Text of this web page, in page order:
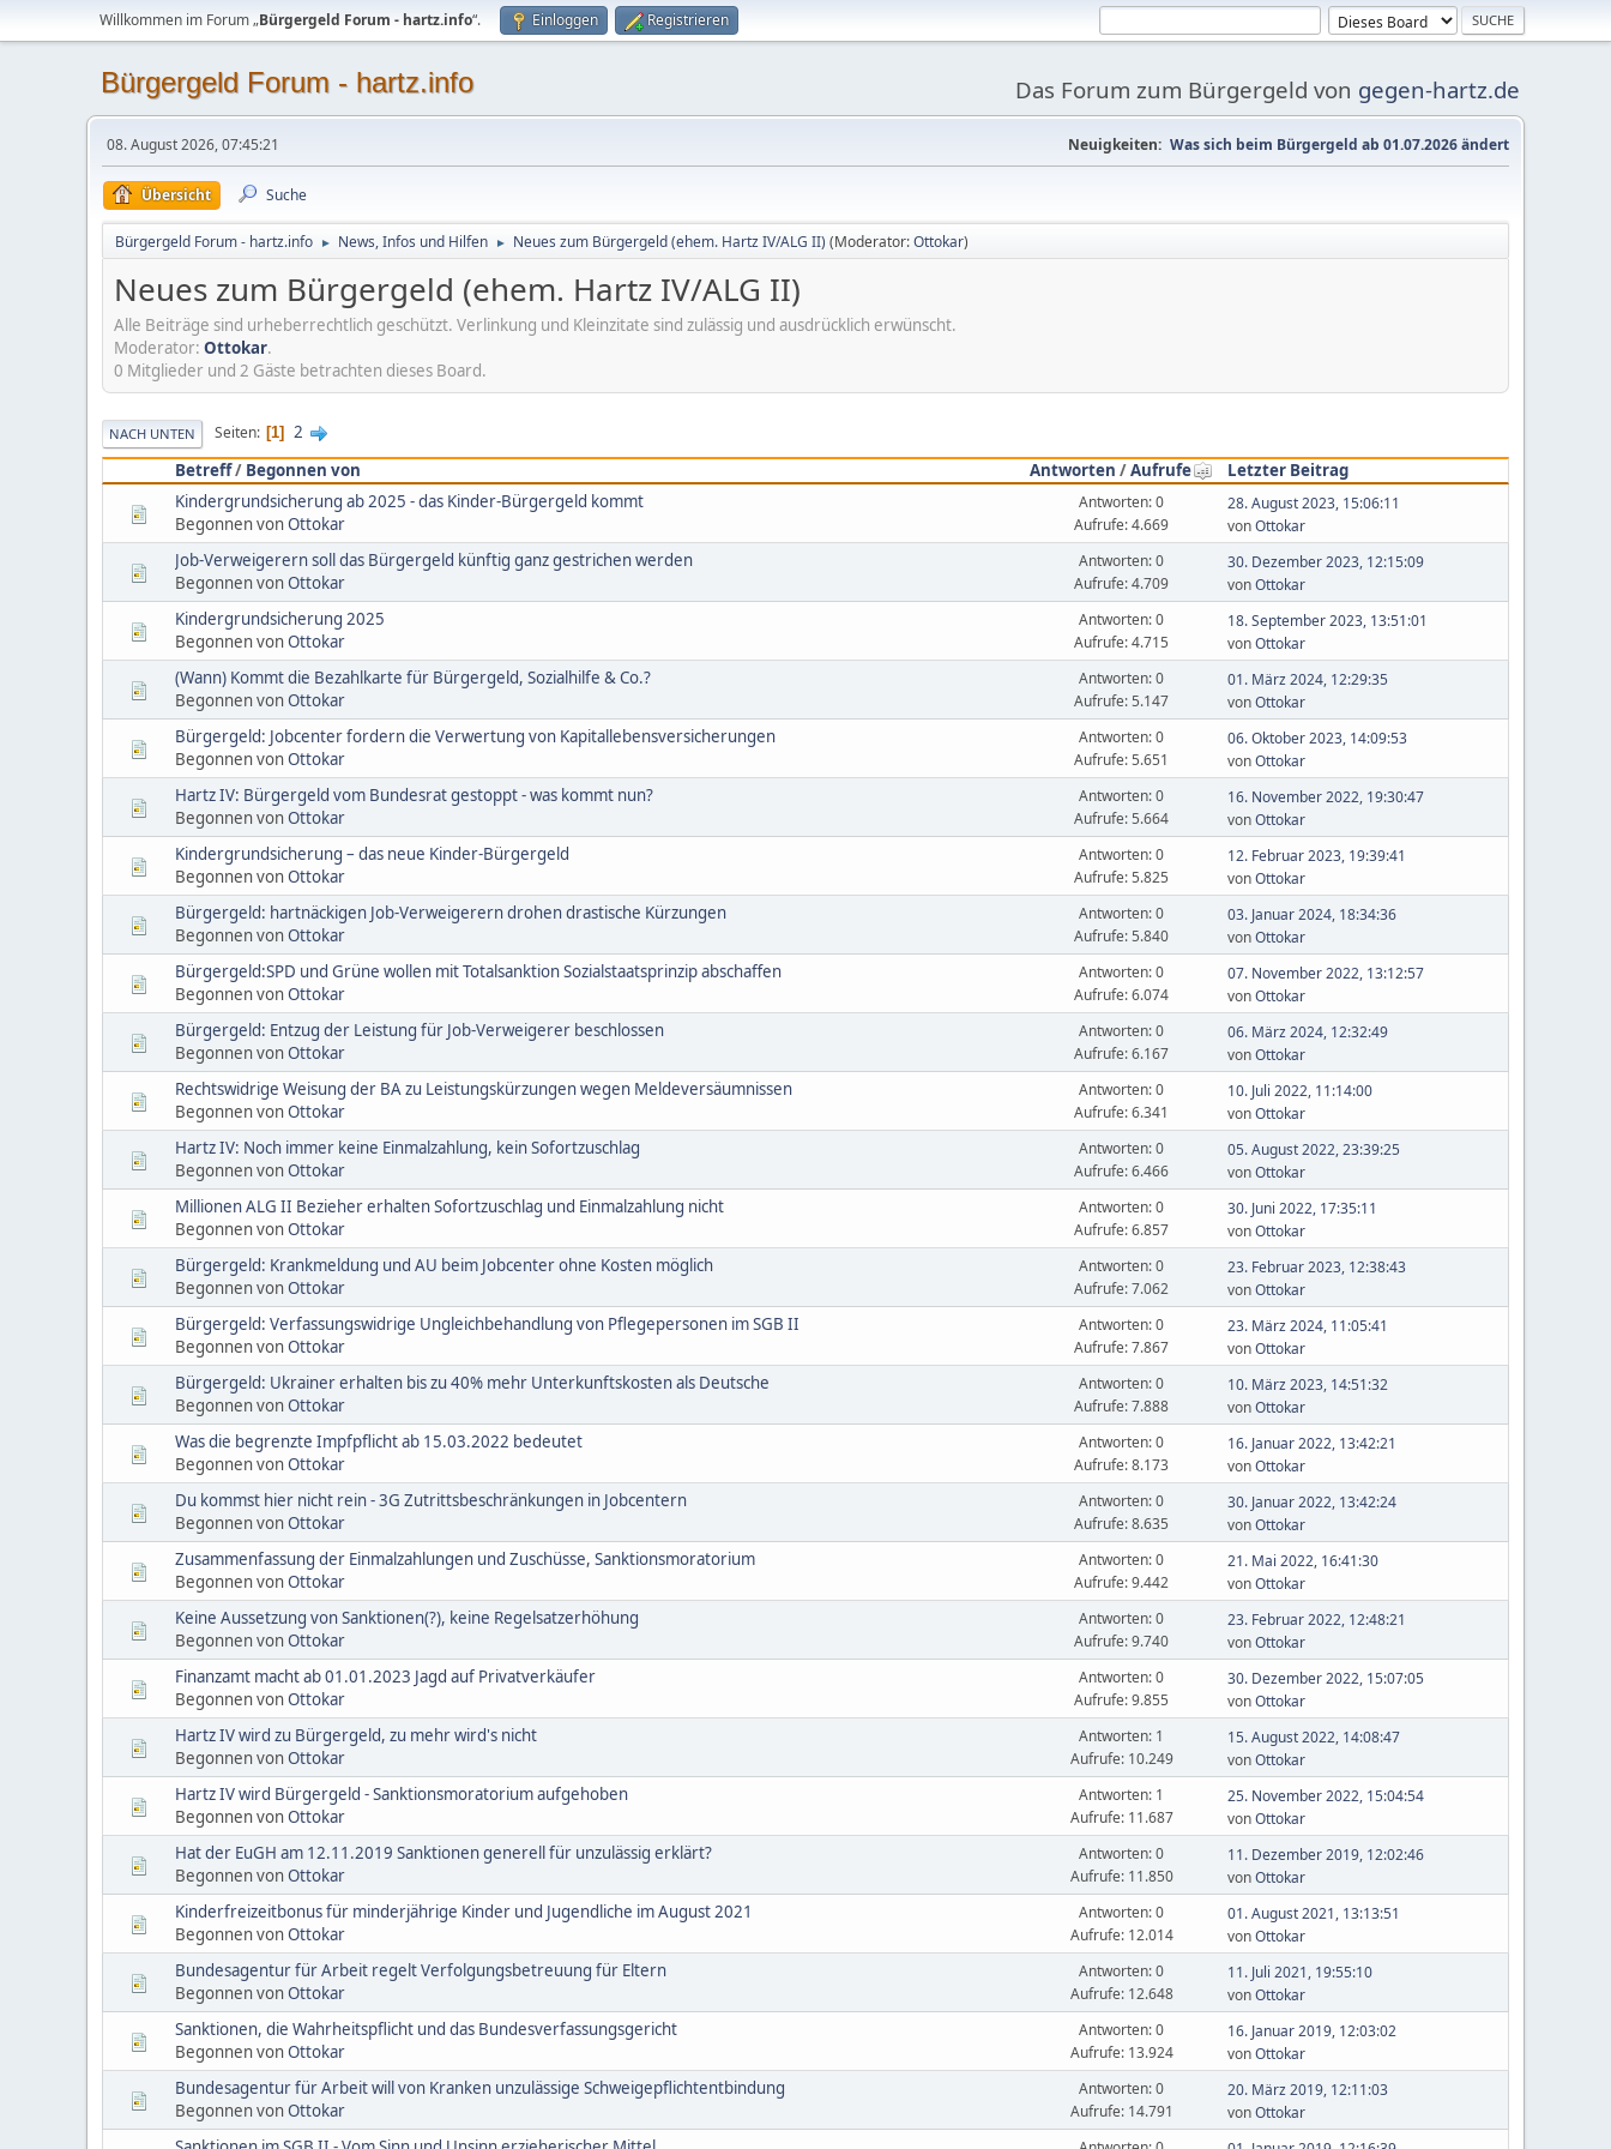
Willkommen im Forum „Bürgergeld Forum - hartz.info“. Einloggen Registrieren
Bürgergeld Forum - hartz.info Das Forum zum Bürgergeld von gegen-hartz.de
08. August 2026, 07:45:21 Neuigkeiten: Was sich beim Bürgergeld ab 01.07.2026 ändert
Übersicht Suche
Bürgergeld Forum - hartz.info ► News, Infos und Hilfen ► Neues zum Bürgergeld (ehem. Hartz IV/ALG II) (Moderator:Ottokar)
Neues zum Bürgergeld (ehem. Hartz IV/ALG II)
Alle Beiträge sind urheberrechtlich geschützt. Verlinkung und Kleinzitate sind zulässig und ausdrücklich erwünscht.
Moderator: Ottokar.
0 Mitglieder und 2 Gäste betrachten dieses Board.
NACH UNTEN Seiten 1
2
Betreff/ Begonnen von Antworten /Aufrufe
Letzter Beitrag
Kindergrundsicherung ab 2025 - das Kinder-Bürgergeld kommt
Begonnen vonOttokar
Antworten: 0
Aufrufe: 4.669
28. August 2023, 15:06:11
vonOttokar
Job-Verweigerern soll das Bürgergeld künftig ganz gestrichen werden
Begonnen vonOttokar
Antworten: 0
Aufrufe: 4.709
30. Dezember 2023, 12:15:09
vonOttokar
Kindergrundsicherung 2025
Begonnen vonOttokar
Antworten: 0
Aufrufe: 4.715
18. September 2023, 13:51:01
vonOttokar
(Wann) Kommt die Bezahlkarte für Bürgergeld, Sozialhilfe & Co.?
Begonnen vonOttokar
Antworten: 0
Aufrufe: 5.147
01. März 2024, 12:29:35
vonOttokar
Bürgergeld: Jobcenter fordern die Verwertung von Kapitallebensversicherungen
Begonnen vonOttokar
Antworten: 0
Aufrufe: 5.651
06. Oktober 2023, 14:09:53
vonOttokar
Hartz IV: Bürgergeld vom Bundesrat gestoppt - was kommt nun?
Begonnen vonOttokar
Antworten: 0
Aufrufe: 5.664
16. November 2022, 19:30:47
vonOttokar
Kindergrundsicherung – das neue Kinder-Bürgergeld
Begonnen vonOttokar
Antworten: 0
Aufrufe: 5.825
12. Februar 2023, 19:39:41
vonOttokar
Bürgergeld: hartnäckigen Job-Verweigerern drohen drastische Kürzungen
Begonnen vonOttokar
Antworten: 0
Aufrufe: 5.840
03. Januar 2024, 18:34:36
vonOttokar
Bürgergeld:SPD und Grüne wollen mit Totalsanktion Sozialstaatsprinzip abschaffen
Begonnen vonOttokar
Antworten: 0
Aufrufe: 6.074
07. November 2022, 13:12:57
vonOttokar
Bürgergeld: Entzug der Leistung für Job-Verweigerer beschlossen
Begonnen vonOttokar
Antworten: 0
Aufrufe: 6.167
06. März 2024, 12:32:49
vonOttokar
Rechtswidrige Weisung der BA zu Leistungskürzungen wegen Meldeversäumnissen
Begonnen vonOttokar
Antworten: 0
Aufrufe: 6.341
10. Juli 2022, 11:14:00
vonOttokar
Hartz IV: Noch immer keine Einmalzahlung, kein Sofortzuschlag
Begonnen vonOttokar
Antworten: 0
Aufrufe: 6.466
05. August 2022, 23:39:25
vonOttokar
Millionen ALG II Bezieher erhalten Sofortzuschlag und Einmalzahlung nicht
Begonnen vonOttokar
Antworten: 0
Aufrufe: 6.857
30. Juni 2022, 17:35:11
vonOttokar
Bürgergeld: Krankmeldung und AU beim Jobcenter ohne Kosten möglich
Begonnen vonOttokar
Antworten: 0
Aufrufe: 7.062
23. Februar 2023, 12:38:43
vonOttokar
Bürgergeld: Verfassungswidrige Ungleichbehandlung von Pflegepersonen im SGB II
Begonnen vonOttokar
Antworten: 0
Aufrufe: 7.867
23. März 2024, 11:05:41
vonOttokar
Bürgergeld: Ukrainer erhalten bis zu 40% mehr Unterkunftskosten als Deutsche
Begonnen vonOttokar
Antworten: 0
Aufrufe: 7.888
10. März 2023, 14:51:32
vonOttokar
Was die begrenzte Impfpflicht ab 15.03.2022 bedeutet
Begonnen vonOttokar
Antworten: 0
Aufrufe: 8.173
16. Januar 2022, 13:42:21
vonOttokar
Du kommst hier nicht rein - 3G Zutrittsbeschränkungen in Jobcentern
Begonnen vonOttokar
Antworten: 0
Aufrufe: 8.635
30. Januar 2022, 13:42:24
vonOttokar
Zusammenfassung der Einmalzahlungen und Zuschüsse, Sanktionsmoratorium
Begonnen vonOttokar
Antworten: 0
Aufrufe: 9.442
21. Mai 2022, 16:41:30
vonOttokar
Keine Aussetzung von Sanktionen(?), keine Regelsatzerhöhung
Begonnen vonOttokar
Antworten: 0
Aufrufe: 9.740
23. Februar 2022, 12:48:21
vonOttokar
Finanzamt macht ab 01.01.2023 Jagd auf Privatverkäufer
Begonnen vonOttokar
Antworten: 0
Aufrufe: 9.855
30. Dezember 2022, 15:07:05
vonOttokar
Hartz IV wird zu Bürgergeld, zu mehr wird's nicht
Begonnen vonOttokar
Antworten: 1
Aufrufe: 10.249
15. August 2022, 14:08:47
vonOttokar
Hartz IV wird Bürgergeld - Sanktionsmoratorium aufgehoben
Begonnen vonOttokar
Antworten: 1
Aufrufe: 11.687
25. November 2022, 15:04:54
vonOttokar
Hat der EuGH am 12.11.2019 Sanktionen generell für unzulässig erklärt?
Begonnen vonOttokar
Antworten: 0
Aufrufe: 11.850
11. Dezember 2019, 12:02:46
vonOttokar
Kinderfreizeitbonus für minderjährige Kinder und Jugendliche im August 2021
Begonnen vonOttokar
Antworten: 0
Aufrufe: 12.014
01. August 2021, 13:13:51
vonOttokar
Bundesagentur für Arbeit regelt Verfolgungsbetreuung für Eltern
Begonnen vonOttokar
Antworten: 0
Aufrufe: 12.648
11. Juli 2021, 19:55:10
vonOttokar
Sanktionen, die Wahrheitspflicht und das Bundesverfassungsgericht
Begonnen vonOttokar
Antworten: 0
Aufrufe: 13.924
16. Januar 2019, 12:03:02
vonOttokar
Bundesagentur für Arbeit will von Kranken unzulässige Schweigepflichtentbindung
Begonnen vonOttokar
Antworten: 0
Aufrufe: 14.791
20. März 2019, 12:11:03
vonOttokar